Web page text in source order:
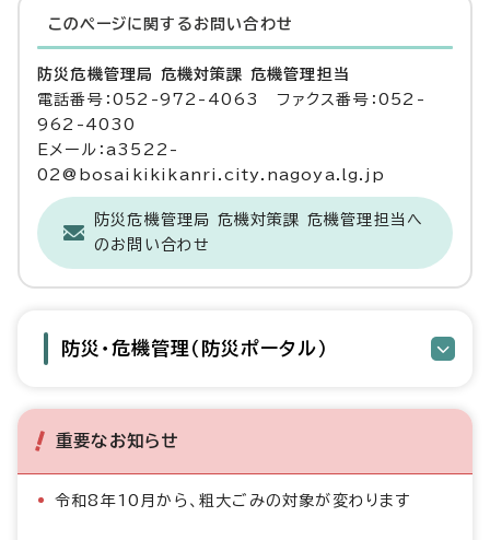
このページに関する お問い合わせ
防災危機管理局 危機対策課 危機管理担当
電話番号：052-972-4063 ファクス番号：052-
962-4030
Eメール：a3522-
02@bosaikikikanri.city.nagoya.lg.jp
防災危機管理局 危機対策課 危機管理担当へ
のお問い合わせ
防災・危機管理（防災ポータル）
重要なお知らせ
令和8年10月から、粗大ごみの対象が変わります